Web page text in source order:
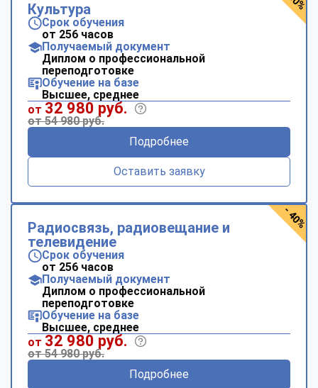
Культура
Срок обучения
от 256 часов
Получаемый документ
Диплом о профессиональной
переподготовке
Обучение на базе
Высшее, среднее
от 32 980 руб.
от 54 980 руб.
Подробнее
Оставить заявку
Радиосвязь, радиовещание и
телевидение
Срок обучения
от 256 часов
Получаемый документ
Диплом о профессиональной
переподготовке
Обучение на базе
Высшее, среднее
от 32 980 руб.
от 54 980 руб.
Подробнее
- 40%